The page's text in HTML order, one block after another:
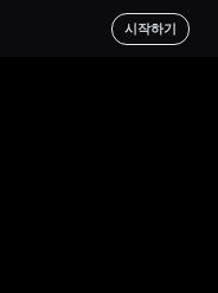
시작하기